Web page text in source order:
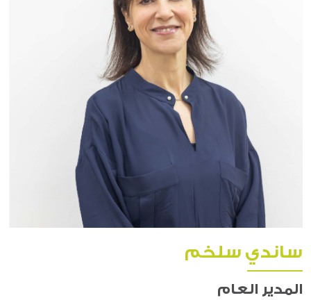
ساندي سلخم
المدير العام